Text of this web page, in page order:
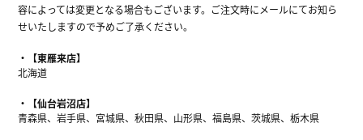
容によっては変更となる場合もございます。ご注文時にメールにてお知ら
せいたしますので予めご了承ください。
【東雁来店】
北海道
【仙台岩沼店】
青森県、岩手県、宮城県、秋田県、山形県、福島県、茨城県、栃木県